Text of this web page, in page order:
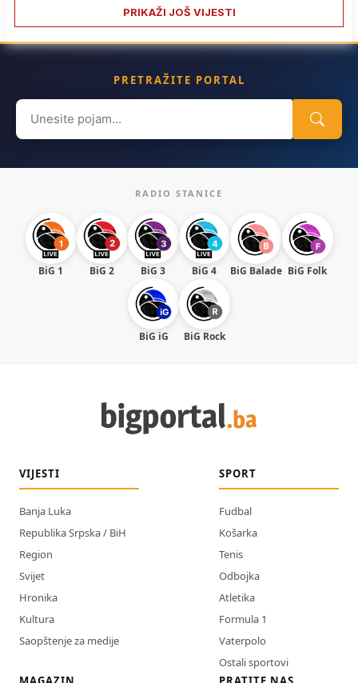
PRIKAŽI JOŠ VIJESTI
PRETRAŽITE PORTAL
Search
for:
RADIO STANICE
BiG 1 BiG 2 BiG 3 BiG 4 BiG Balade BiG Folk
BiG iG BiG Rock
VIJESTI
Banja Luka
Republika Srpska / BiH
Region
Svijet
Hronika
Kultura
Saopštenje za medije
SPORT
Fudbal
Košarka
Tenis
Odbojka
Atletika
Formula 1
Vaterpolo
Ostali sportovi